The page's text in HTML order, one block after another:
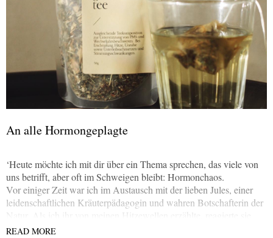
An alle Hormongeplagte
‘Heute möchte ich mit dir über ein Thema sprechen, das viele von
uns betrifft, aber oft im Schweigen bleibt: Hormonchaos.
Vor einiger Zeit war ich im Austausch mit der lieben Jules, einer
leidenschaftlichen Kräuterpädagogin und wahren Botschafterin der
Natur. Als ich ihr von meinen Hitzewellen erzählte, reagierte sie
sofort. Jules kreierte einen Frauentee, dessen Kräutermischung
READ MORE